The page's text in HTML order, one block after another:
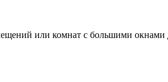
или комнат с большими